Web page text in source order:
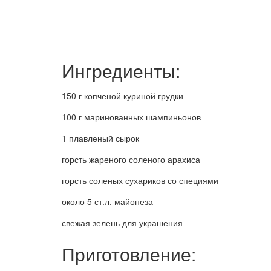
Ингредиенты:
150 г копченой куриной грудки
100 г маринованных шампиньонов
1 плавленый сырок
горсть жареного соленого арахиса
горсть соленых сухариков со специями
около 5 ст.л. майонеза
свежая зелень для украшения
Приготовление: